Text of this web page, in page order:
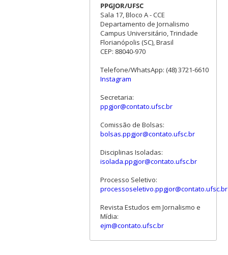
PPGJOR/UFSC
Sala 17, Bloco A - CCE
Departamento de Jornalismo
Campus Universitário, Trindade
Florianópolis (SC), Brasil
CEP: 88040-970
Telefone/WhatsApp: (48) 3721-6610
Instagram
Secretaria:
ppgjor@contato.ufsc.br
Comissão de Bolsas:
bolsas.ppgjor@contato.ufsc.br
Disciplinas Isoladas:
isolada.ppgjor@contato.ufsc.br
Processo Seletivo:
processoseletivo.ppgjor@contato.ufsc.br
Revista Estudos em Jornalismo e
Mídia:
ejm@contato.ufsc.br